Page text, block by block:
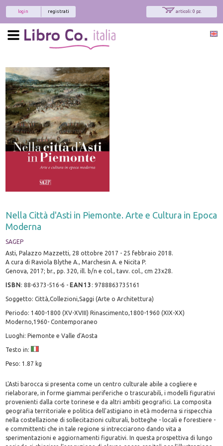
articoli: 0 pz.
registrati
login
Nella Città d'Asti in Piemonte. Arte e Cultura in Epoca
Moderna
SAGEP
Asti, Palazzo Mazzetti, 28 ottobre 2017 - 25 febbraio 2018.
A cura di Raviola Blythe A., Marchesin A. e Nicita P.
Genova, 2017; br., pp. 320, ill. b/n e col., tavv. col., cm 23x28.
ISBN:88-6373-516-6 - EAN13 :9788863735161
Soggetto: Città,Collezioni,Saggi (Arte o Architettura)
Periodo: 1400-1800 (XV-XVIII) Rinascimento,1800-1960 (XIX-XX)
Moderno,1960- Contemporaneo
Luoghi: Piemonte e Valle d'Aosta
Testo in:
Peso: 1.87 kg
L'Asti barocca si presenta come un centro culturale abile a cogliere e
rielaborare, in forme giammai periferiche o trascurabili, i modelli figurativi
provenienti dalla corte torinese e da altri ambiti geografici. La composita
geografia territoriale e politica dell'astigiano in età moderna si rispecchia
nella costellazione di sollecitazioni culturali, botteghe - locali e forestiere -
e committenti che in tale regione si intrecciarono dando vita a
sperimentazioni e aggiornamenti figurativi. In questa prospettiva di lungo